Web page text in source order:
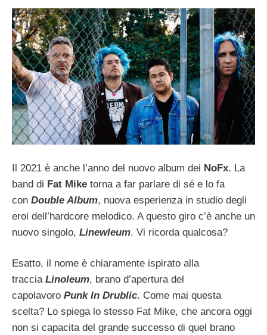
Il 2021 è anche l’anno del nuovo album dei NoFx. La
band di Fat Mike torna a far parlare di sé e lo fa
con Double Album, nuova esperienza in studio degli
eroi dell’hardcore melodico. A questo giro c’è anche un
nuovo singolo, Linewleum. Vi ricorda qualcosa?
Esatto, il nome è chiaramente ispirato alla
traccia Linoleum, brano d’apertura del
capolavoro Punk In Drublic. Come mai questa
scelta? Lo spiega lo stesso Fat Mike, che ancora oggi
non si capacita del grande successo di quel brano